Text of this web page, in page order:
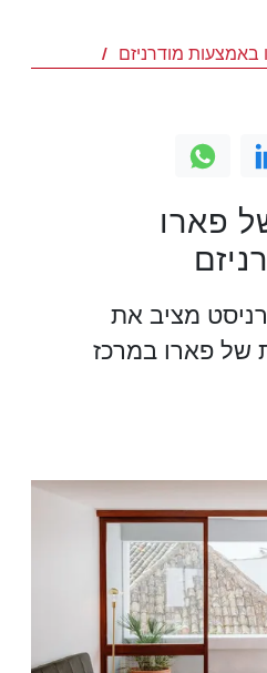
מודרניזם
פארו
מציב את
של פארו במרכז